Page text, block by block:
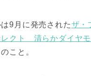
9月に発売されたザ・
クト 清らかダイヤモ
こと。